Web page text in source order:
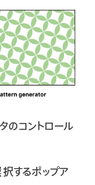
のコントロール
するポップア